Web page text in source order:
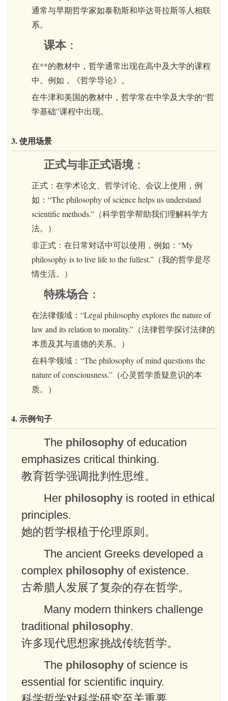
通常与早期哲学家如泰勒斯和毕达哥拉斯等人相联
系。
课本：
在**的教材中，哲学通常出现在高中及大学的课程
中。例如，《哲学导论》。
在牛津和美国的教材中，哲学常在中学及大学的“哲
学基础”课程中出现。
3. 使用场景
正式与非正式语境：
正式：在学术论文、哲学讨论、会议上使用，例
如：“The philosophy of science helps us understand
scientific methods.”（科学哲学帮助我们理解科学方
法。）
非正式：在日常对话中可以使用，例如：“My
philosophy is to live life to the fullest.”（我的哲学是尽
情生活。）
特殊场合 ：
在法律领域：“Legal philosophy explores the nature of
law and its relation to morality.”（法律哲学探讨法律的
本质及其与道德的关系。）
在科学领域：“The philosophy of mind questions the
nature of consciousness.”（心灵哲学质疑意识的本
质。）
4. 示例句子
The philosophy of education
emphasizes critical thinking.
教育哲学强调批判性思维。
Her philosophy is rooted in ethical
principles.
她的哲学根植于伦理原则。
The ancient Greeks developed a
complex philosophy of existence.
古希腊人发展了复杂的存在哲学。
Many modern thinkers challenge
traditional philosophy.
许多现代思想家挑战传统哲学。
The philosophy of science is
essential for scientific inquiry.
科学哲学对科学研究至关重要。